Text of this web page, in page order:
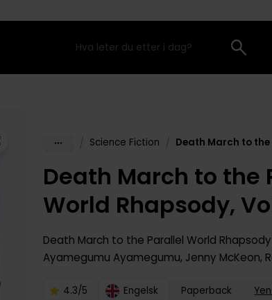
Science Fiction
Death March to the
World Rhapsody,
Death March to the Parallel World Rhapsody
Ayamegumu Ayamegumu, Jenny McKeon,
4.3/5 Engelsk Paperback